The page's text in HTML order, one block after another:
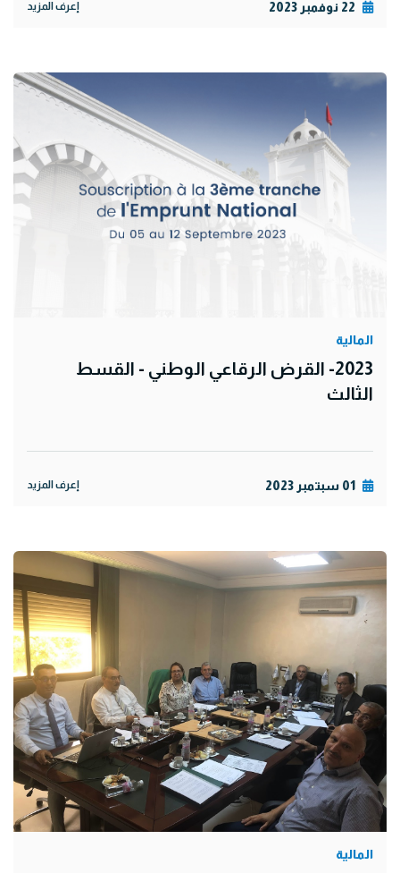
22 نوفمبر 2023 إعرف المزيد
المالية
2023- القرض الرقاعي الوطني - القسط
الثالث
01 سبتمبر 2023 إعرف المزيد
المالية